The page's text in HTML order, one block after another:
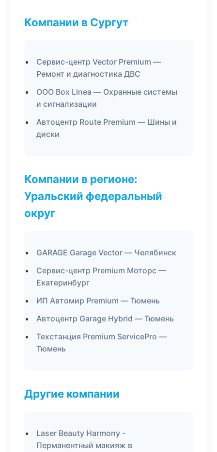
Компании в Сургут
Сервис-центр Vector Premium —
Ремонт и диагностика ДВС
ООО Box Linea — Охранные системы
и сигнализации
Автоцентр Route Premium — Шины и
диски
Компании в регионе:
Уральский федеральный
округ
GARAGE Garage Vector — Челябинск
Сервис-центр Premium Моторс —
Екатеринбург
ИП Автомир Premium — Тюмень
Автоцентр Garage Hybrid — Тюмень
Техстанция Premium ServicePro —
Тюмень
Другие компании
Laser Beauty Harmony -
Перманентный макияж в